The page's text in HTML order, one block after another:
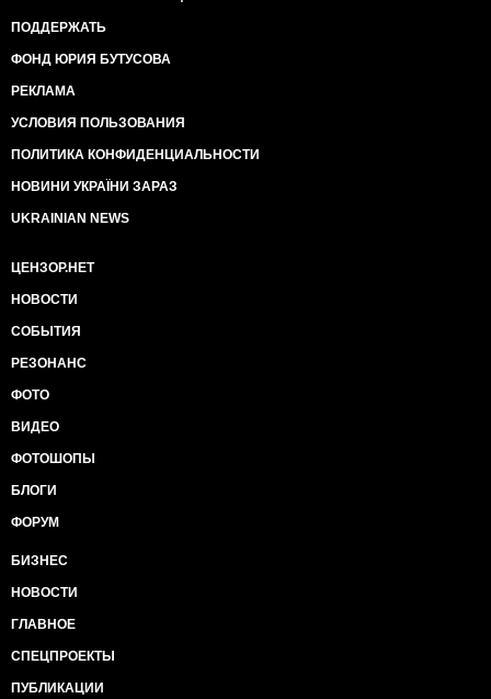
ПОДДЕРЖАТЬ
ФОНД ЮРИЯ БУТУСОВА
РЕКЛАМА
УСЛОВИЯ ПОЛЬЗОВАНИЯ
ПОЛИТИКА КОНФИДЕНЦИАЛЬНОСТИ
НОВИНИ УКРАЇНИ ЗАРАЗ
UKRAINIAN NEWS
ЦЕНЗОР.НЕТ
НОВОСТИ
СОБЫТИЯ
РЕЗОНАНС
ФОТО
ВИДЕО
ФОТОШОПЫ
БЛОГИ
ФОРУМ
БИЗНЕС
НОВОСТИ
ГЛАВНОЕ
СПЕЦПРОЕКТЫ
ПУБЛИКАЦИИ